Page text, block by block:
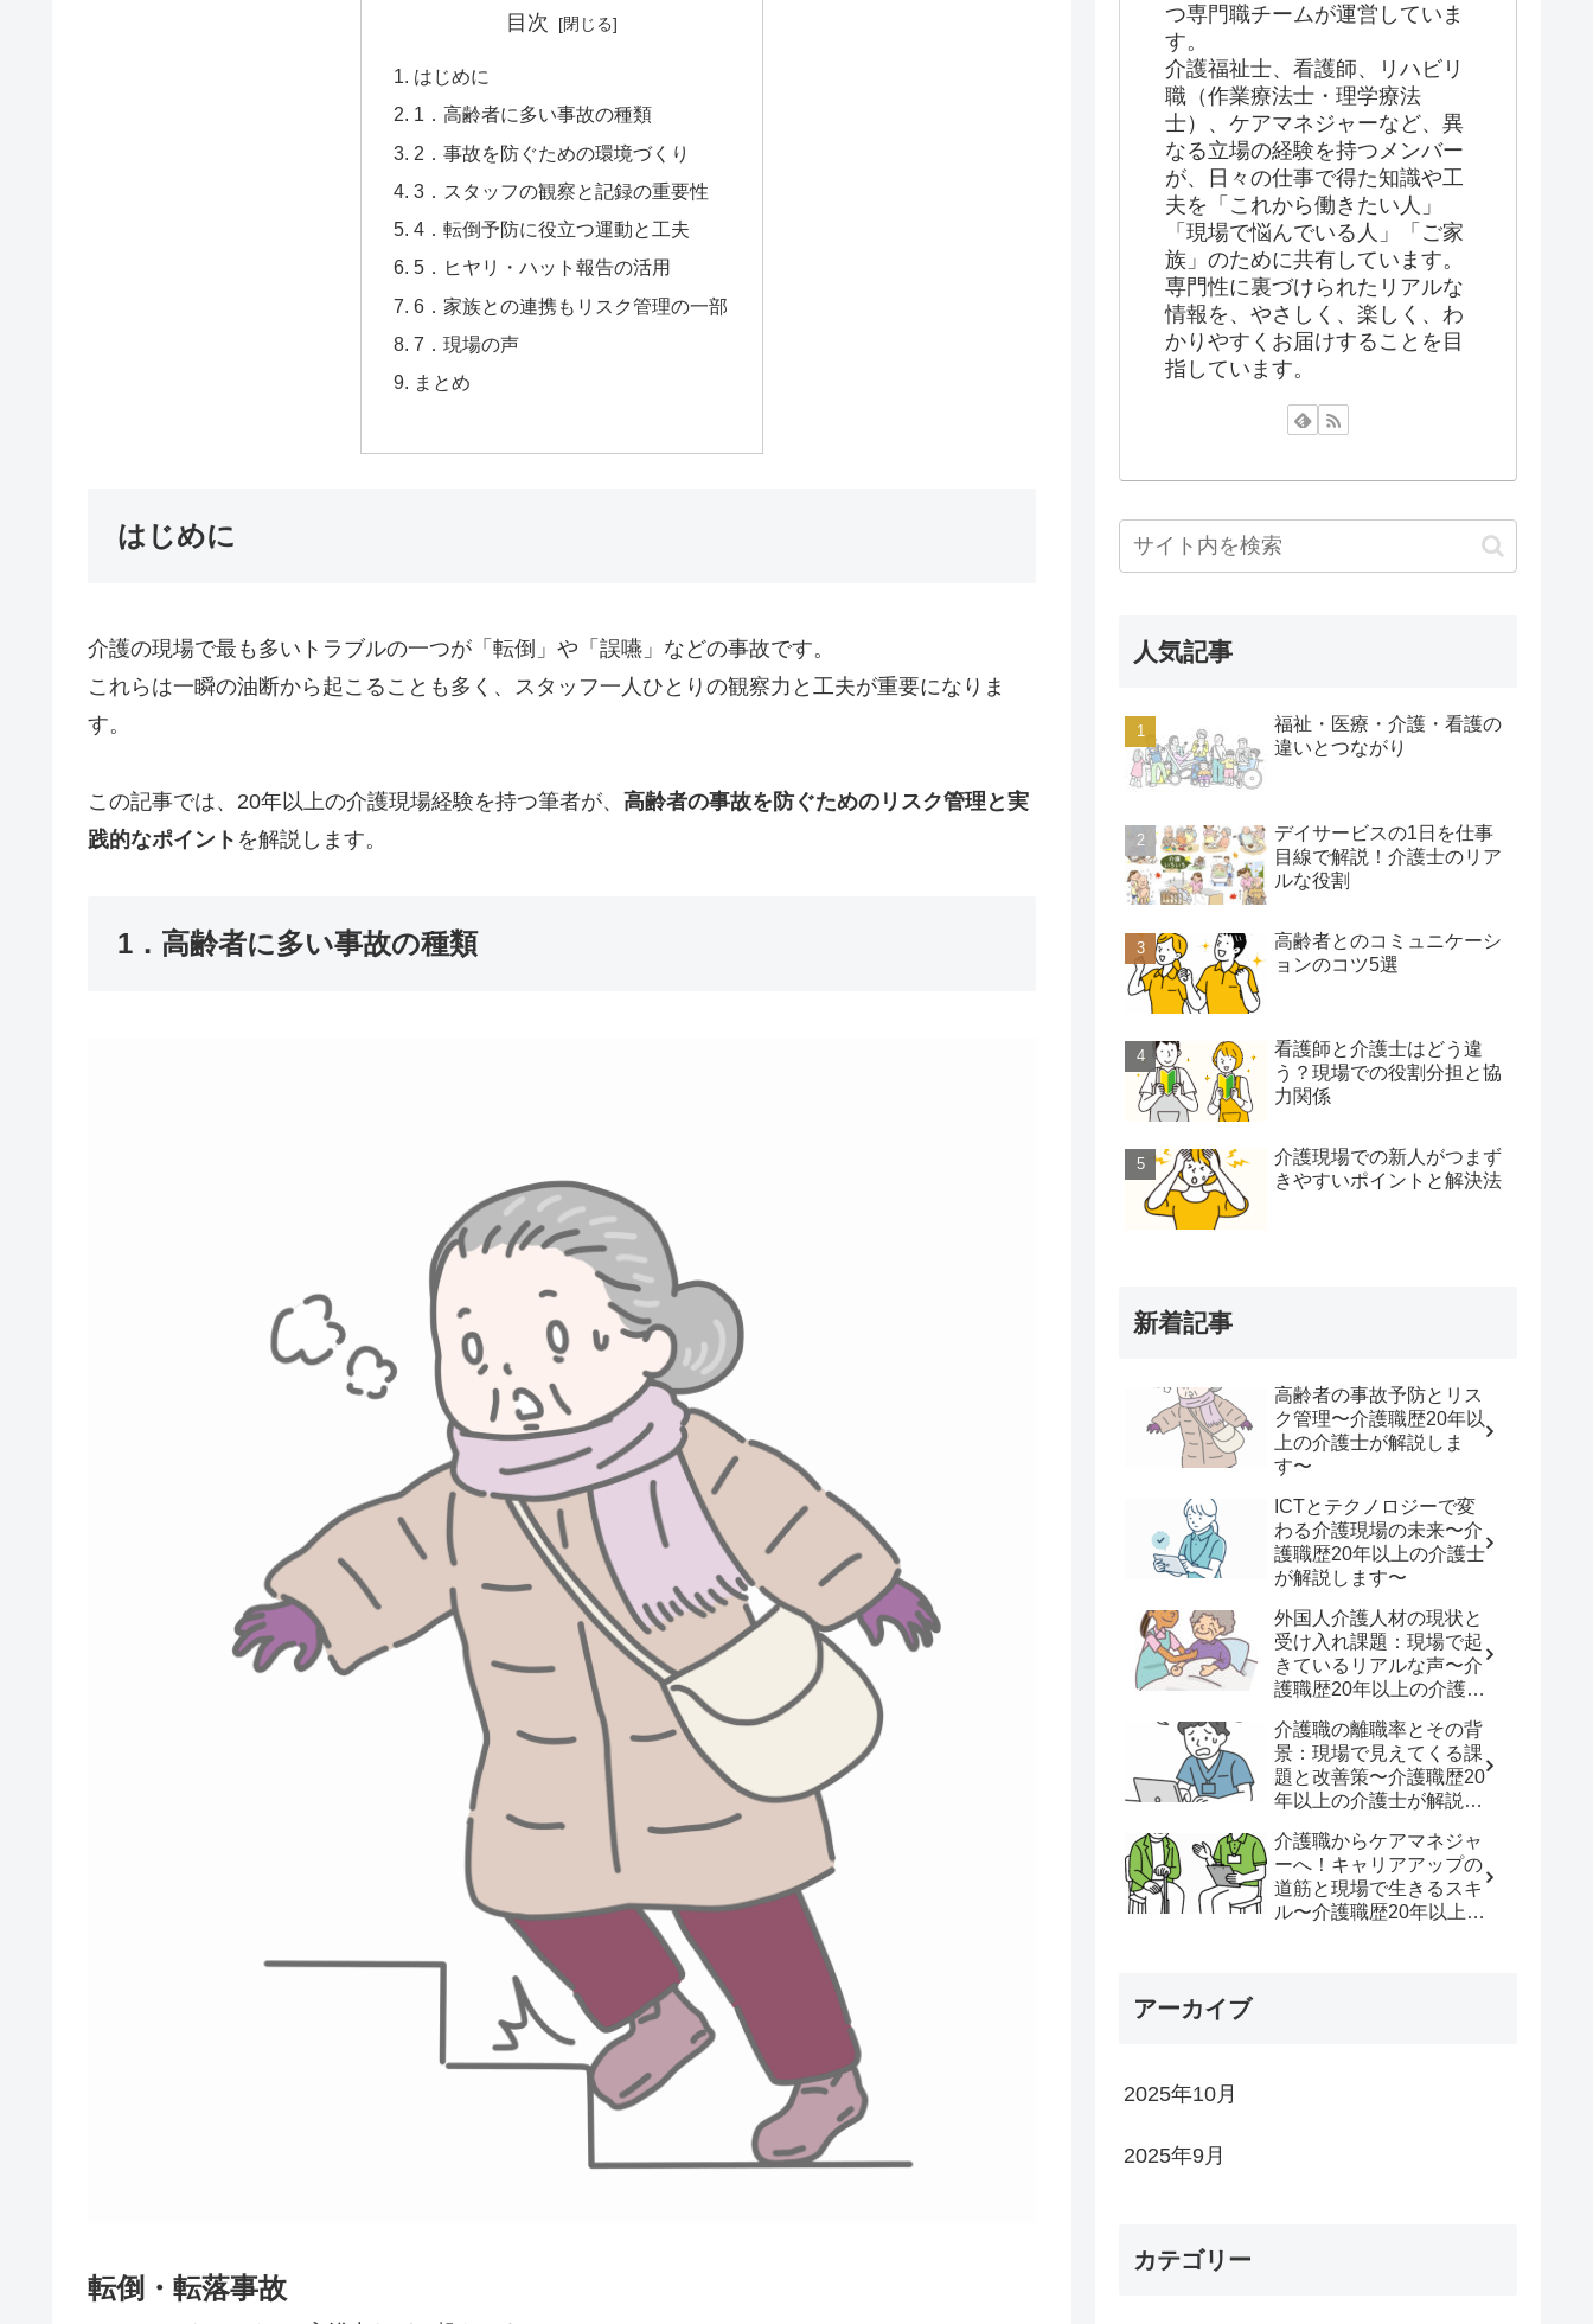
目次
はじめに
1．高齢者に多い事故の種類
2．事故を防ぐための環境づくり
3．スタッフの観察と記録の重要性
4．転倒予防に役立つ運動と工夫
5．ヒヤリ・ハット報告の活用
6．家族との連携もリスク管理の一部
7．現場の声
まとめ
はじめに
介護の現場で最も多いトラブルの一つが「転倒」や「誤嚥」などの事故です。
これらは一瞬の油断から起こることも多く、スタッフ一人ひとりの観察力と工夫が重要になりま
す。
この記事では、20年以上の介護現場経験を持つ筆者が、 高齢者の事故を防ぐためのリスク管理と実
践的なポイント を解説します。
1．高齢者に多い事故の種類
転倒・転落事故
つ専門職チームが運営していま
す。
介護福祉士、看護師、リハビリ
職（作業療法士・理学療法
士）、ケアマネジャーなど、異
なる立場の経験を持つメンバー
が、日々の仕事で得た知識や工
夫を「これから働きたい人」
「現場で悩んでいる人」「ご家
族」のために共有しています。
専門性に裏づけられたリアルな
情報を、やさしく、楽しく、わ
かりやすくお届けすることを目
指しています。
人気記事
福祉・医療・介護・看護の
違いとつながり
デイサービスの1日を仕事
目線で解説！介護士のリア
ルな役割
高齢者とのコミュニケーシ
ョンのコツ5選
看護師と介護士はどう違
う？現場での役割分担と協
力関係
介護現場での新人がつまず
きやすいポイントと解決法
新着記事
高齢者の事故予防とリス
ク管理〜介護職歴20年以
上の介護士が解説しま
す〜
ICTとテクノロジーで変
わる介護現場の未来〜介
護職歴20年以上の介護士
が解説します〜
外国人介護人材の現状と
受け入れ課題：現場で起
きているリアルな声〜介
護職歴20年以上の介護士
介護職の離職率とその背
景：現場で見えてくる課
題と改善策〜介護職歴20
年以上の介護士が解説し
介護職からケアマネジャ
ーへ！キャリアアップの
道筋と現場で生きるスキ
ル〜介護職歴20年以上の
アーカイブ
2025年10月
2025年9月
カテゴリー